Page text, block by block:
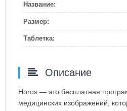
Название:
Размер:
Таблетка:
Описание
Horos — это бесплатная
медицинских изображений,